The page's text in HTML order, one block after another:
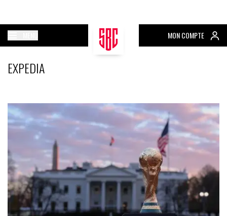
MON COMPTE
EXPEDIA